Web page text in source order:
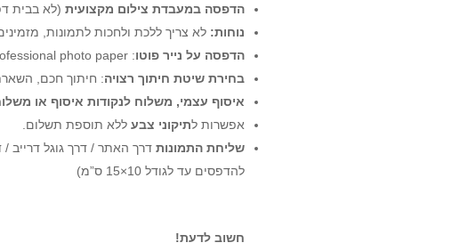
הדפסה במעבדת צילום מקצועית(לא בבית
נוחות: לא צריך ללכת ולחכות לתמונות,
הדפסה על נייר פוטו: chroma – professional photo paper בגימור סמי-מט.
בחירת שיטת חיתוך רצויה: חיתוך חכם,
איסוף עצמי, משלוח לנקודות איסוף או
אפשרות לתיקוני צבעללא תוספת תשלום.
שליחת התמונותדרך האתר / דרך גוגל דרייב /
להדפסים עד לגודל 10×15 ס”מ)
חשוב לדעת!